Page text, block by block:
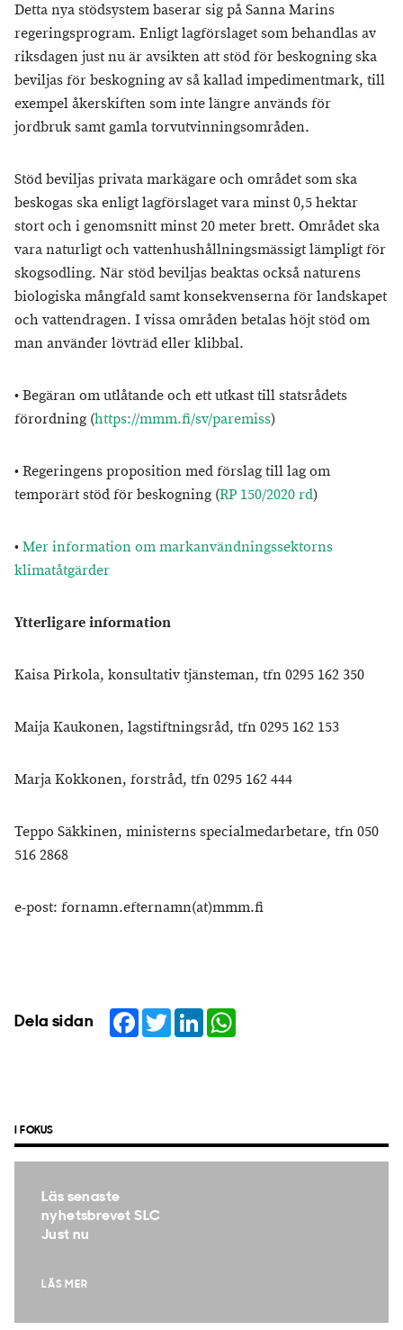
Detta nya stödsystem baserar sig på Sanna Marins
regeringsprogram. Enligt lagförslaget som behandlas av
riksdagen just nu är avsikten att stöd för beskogning ska
beviljas för beskogning av så kallad impedimentmark, till
exempel åkerskiften som inte längre används för
jordbruk samt gamla torvutvinningsområden.
Stöd beviljas privata markägare och området som ska
beskogas ska enligt lagförslaget vara minst 0,5 hektar
stort och i genomsnitt minst 20 meter brett. Området ska
vara naturligt och vattenhushållningsmässigt lämpligt för
skogsodling. När stöd beviljas beaktas också naturens
biologiska mångfald samt konsekvenserna för landskapet
och vattendragen. I vissa områden betalas höjt stöd om
man använder lövträd eller klibbal.
• Begäran om utlåtande och ett utkast till statsrådets
förordning (https://mmm.fi/sv/paremiss)
• Regeringens proposition med förslag till lag om
temporärt stöd för beskogning (RP 150/2020 rd)
•Mer information om markanvändningssektorns
klimatåtgärder
Ytterligare information
Kaisa Pirkola, konsultativ tjänsteman, tfn 0295 162 350
Maija Kaukonen, lagstiftningsråd, tfn 0295 162 153
Marja Kokkonen, forstråd, tfn 0295 162 444
Teppo Säkkinen, ministerns specialmedarbetare, tfn 050
516 2868
e-post: fornamn.efternamn(at)mmm.fi
Dela sidan Facebook
TwitterLinkedIn
I FOKUS
Läs senaste
nyhetsbrevet SLC
Just nu
LÄS MER